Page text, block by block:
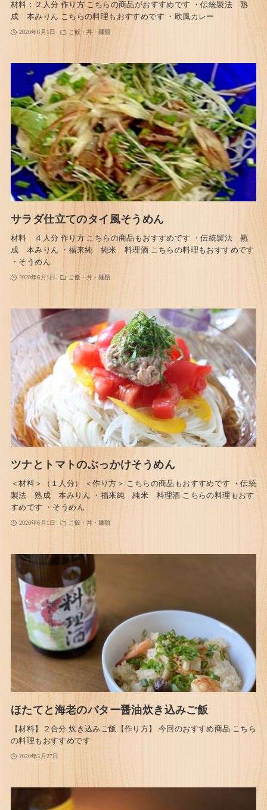
材料：２人分 作り方 こちらの商品がおすすめです ・伝統製法 熟
成 本みりん こちらの料理もおすすめです ・欧風カレー
2020年6月1日 ご飯・丼・麺類
サラダ仕立てのタイ風そうめん
材料 ４人分 作り方 こちらの商品もおすすめです ・伝統製法 熟
成 本みりん ・福来純 純米 料理酒 こちらの料理もおすすめです
・そうめん
2020年6月1日 ご飯・丼・麺類
ツナとトマトのぶっかけそうめん
＜材料＞（１人分） ＜作り方＞ こちらの商品もおすすめです ・伝統
製法 熟成 本みりん ・福来純 純米 料理酒 こちらの料理もおす
すめです ・そうめん
2020年6月1日 ご飯・丼・麺類
ほたてと海老のバター醤油炊き込みご飯
【材料】２合分 炊き込みご飯【作り方】 今回のおすすめ商品 こちら
の料理もおすすめです
2020年5月27日